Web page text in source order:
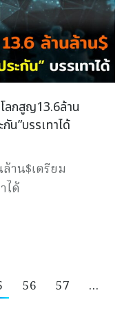
ลกสูญ13.6ล้าน
น”บรรเทาได้
าน$เตรียม
ได้
56 57
…